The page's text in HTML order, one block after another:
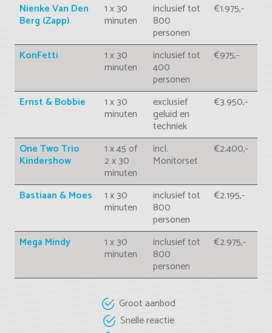
Nienke Van Den
Berg (Zapp)
1 x 30
minuten
inclusief tot
800
personen
€1.975,-
KonFetti 1 x 30
minuten
inclusief tot
400
personen
€975,-
Ernst & Bobbie 1 x 30
minuten
exclusief
geluid en
techniek
€3.950,-
One Two Trio
Kindershow
1 x 45 of
2 x 30
minuten
incl.
Monitorset
€2.400,-
Bastiaan & Moes 1 x 30
minuten
inclusief tot
800
personen
€2.195,-
Mega Mindy 1 x 30
minuten
inclusief tot
800
personen
€2.975,-
Groot aanbod
Snelle reactie